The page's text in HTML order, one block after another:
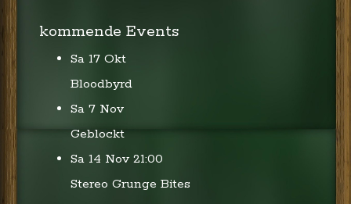
a
kommende Events
Sa 17 Okt
Bloodbyrd
Sa 7 Nov
Geblockt
Sa 14 Nov 21:00
Stereo Grunge Bites